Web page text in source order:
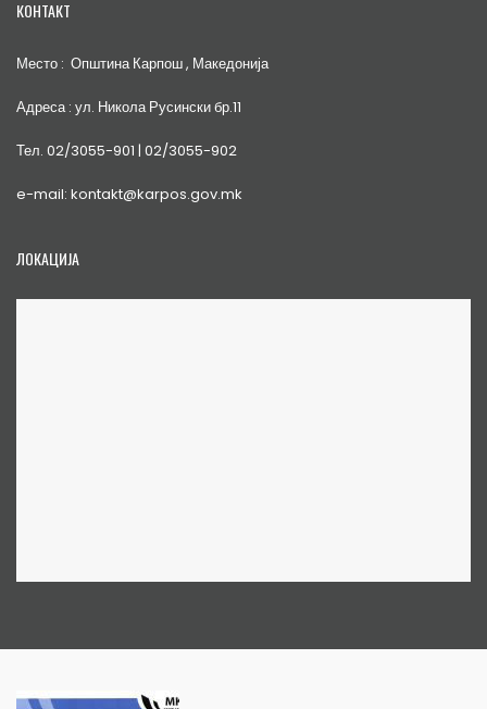
КОНТАКТ
Место : Општина Карпош , Македонија
Адреса : ул. Никола Русински бр.11
Тел. 02/3055-901 | 02/3055-902
e-mail: kontakt@karpos.gov.mk
ЛОКАЦИЈА